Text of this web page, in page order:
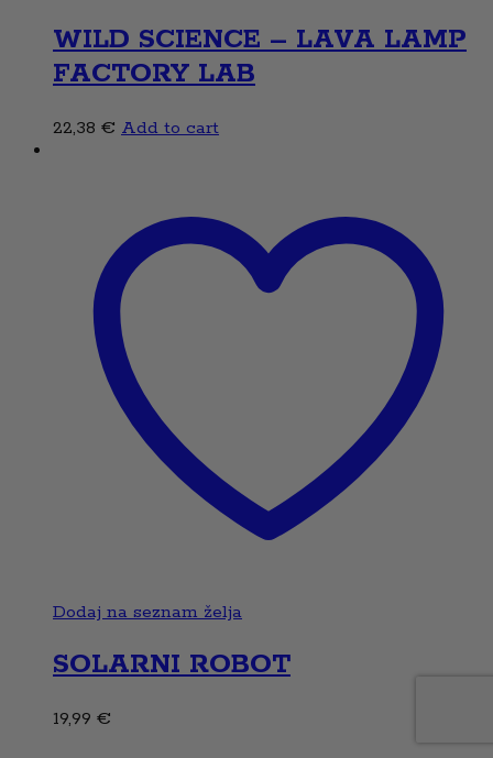
WILD SCIENCE – LAVA LAMP
FACTORY LAB
22,38 € Add to cart
Dodaj na seznam želja
SOLARNI ROBOT
19,99 €